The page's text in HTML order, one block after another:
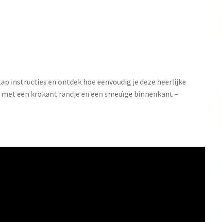
instructies en ontdek hoe eenvoudig je deze heerlijke
een krokant randje en een smeuïge binnenkant –